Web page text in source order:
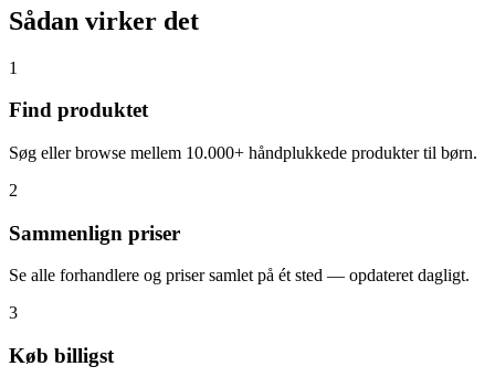
Sådan virker det
1
Find produktet
Søg eller browse mellem 10.000+ håndplukkede produkter til børn.
2
Sammenlign priser
Se alle forhandlere og priser samlet på ét sted — opdateret dagligt.
3
Køb billigst